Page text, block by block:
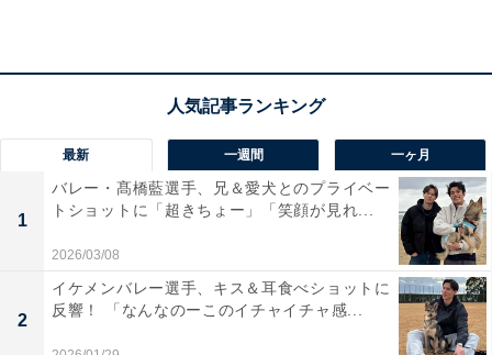
最新 一週間 一ヶ月
1
バレー・髙橋藍選手、兄＆愛犬とのプライベー
トショットに「超きちょー」「笑顔が見れ...
2026/03/08
2
イケメンバレー選手、キス＆耳食べショットに
反響！ 「なんなのーこのイチャイチャ感...